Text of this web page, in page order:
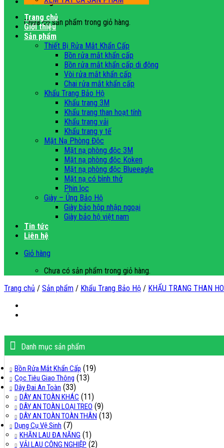
Chưa có sản phẩm trong giỏ hàng.
Trang chủ
Giới thiệu
Sản phẩm
Thiết Bị Rửa Mắt Khẩn Cấp
Bồn rửa mắt khẩn cấp
Bồn rửa mắt khẩn cấp di động
Vòi rửa mắt khẩn cấp
Chai rửa mắt khẩn cấp
Khẩu Trang Bảo Hộ
Khẩu trang 3M
Khẩu trang than hoạt tính
Khẩu trang vải
Khẩu trang y tế
Mặt Nạ Phòng Độc
Mặt nạ phòng độc 3M
Mặt nạ phòng độc Koken
Mặt nạ phòng độc Blueeagle
Mặt nạ có bình thở
Phin lọc
Giày – Ủng Bảo Hộ
Giày bảo hộp nhập ngoại
Giày bảo hộ việt nam
Tin tức
Liên hệ
Giỏ hàng
Chưa có sản phẩm trong giỏ hàng.
Trang chủ / Sản phẩm / Khẩu Trang Bảo Hộ / KHẨU TRANG THAN
Danh mục sản phẩm
Bồn Rửa Mắt Khẩn Cấp (19)
Cọc Tiêu Giao Thông (13)
Dây Đai An Toàn (33)
DÂY AN TOÀN KHÁC (11)
DÂY AN TOÀN LOẠI TREO (9)
DÂY AN TOÀN TOÀN THÂN (13)
Dụng Cụ Vệ Sinh (7)
KHĂN LAU ĐA NĂNG (1)
VẢI LAU CÔNG NGHIỆP (2)